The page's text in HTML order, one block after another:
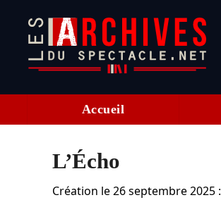
Accueil
L’Écho
Création le26 septembre 2025: